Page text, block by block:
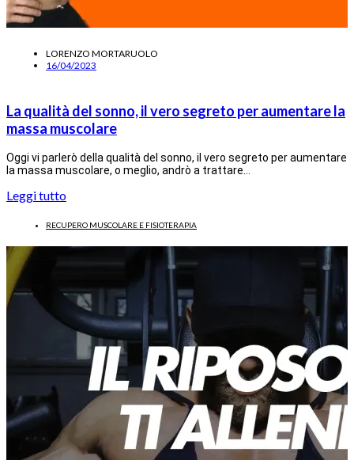
LORENZO MORTARUOLO
16/04/2023
La qualità del sonno, il vero segreto per aumentare la
massa muscolare
Oggi vi parlerò della qualità del sonno, il vero segreto per aumentare
la massa muscolare, o meglio, andrò a trattare…
Leggi tutto
RECUPERO MUSCOLARE E FISIOTERAPIA